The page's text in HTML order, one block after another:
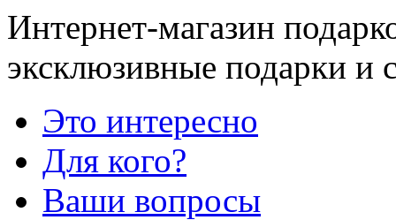
Интернет-магазин
эксклюзивные подарки и
Это интересно
Для кого?
Ваши вопросы